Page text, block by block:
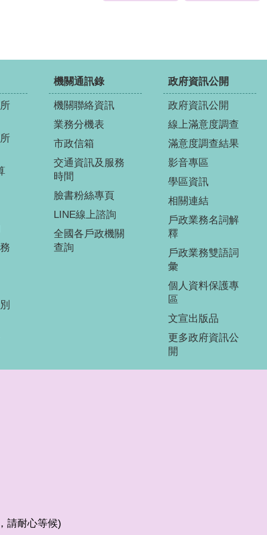
機關通訊錄
機關聯絡資訊
業務分機表
市政信箱
交通資訊及服務
時間
臉書粉絲專頁
LINE線上諮詢
全國各戶政機關
查詢
政府資訊公開
政府資訊公開
線上滿意度調查
滿意度調查結果
影音專區
學區資訊
相關連結
戶政業務名詞解
釋
戶政業務雙語詞
彙
個人資料保護專
區
文宣出版品
更多政府資訊公
開
請耐心等候)